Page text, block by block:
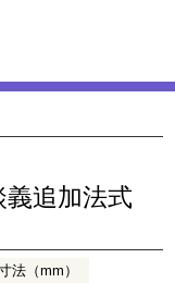
追加法式
法（mm）